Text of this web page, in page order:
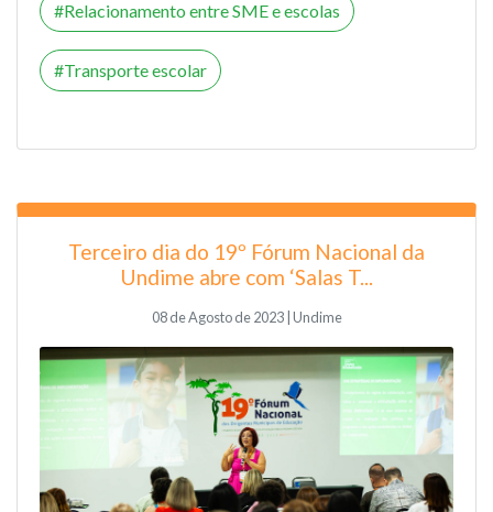
Relacionamento entre SME e escolas
Transporte escolar
Terceiro dia do 19º Fórum Nacional da
Undime abre com ‘Salas T...
08 de Agosto de 2023 | Undime